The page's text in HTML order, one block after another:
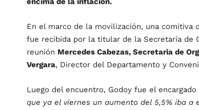
En el marco de la movilización, una comitiva
fue recibida por la titular de la Secretaría de
reunión Mercedes Cabezas, Secretaria de
Vergara, Director del Departamento y
Luego del encuentro, Godoy fue el
que ya el viernes un aumento del 5,5% iba